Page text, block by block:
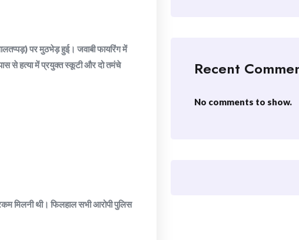
पर मुठभेड़ हुई। जवाबी फायरिंग में
से हत्या में प्रयुक्त स्कूटी और दो तमंचे
मिलनी थी। फिलहाल सभी आरोपी पुलिस
Recent
No comments to show.